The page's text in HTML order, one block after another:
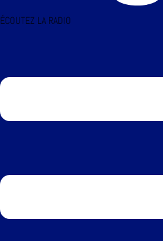
ÉCOUTEZ LA RADIO